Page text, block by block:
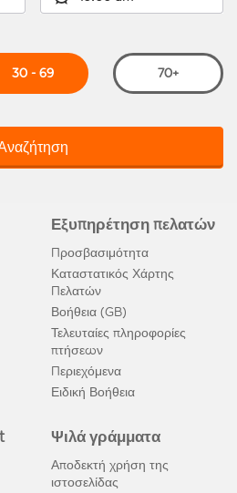
30 - 69 70+
Εξυπηρέτηση πελατών
Προσβασιμότητα
Καταστατικός Χάρτης
Πελατών
Βοήθεια (GB)
Τελευταίες πληροφορίες
πτήσεων
Περιεχόμενα
Ειδική Βοήθεια
Ψιλά γράμματα
Αποδεκτή χρήση της
ιστοσελίδας